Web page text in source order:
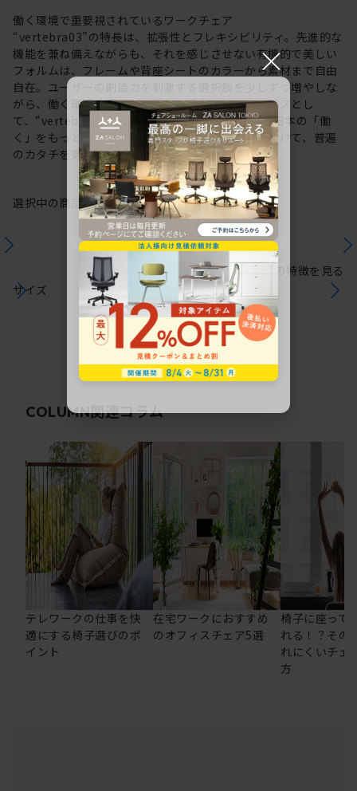
働く環境で重要視されているワークチェア
“vertebra03”の特長は、拡張性とフレキシビリティ。先進的な
機能を兼ね備えながらも、それを感じさせない有機的で美しい
フォルムは、フレームや背座シートのカラーから素材まで自由
自在。ユーザーの創造力を刺激する選択肢を少しずつ増やしな
がら、働く環境や個人の美意識を投影するキャンバスとし
て、“vertebra03”をアップデートしてきました。日本の「働
く」をもっと自由に。これからも私たちは未来に向けて、普遍
のカタチを更新していきます。
選択中の商品情報保証注意事項
サイズ
シリーズの特徴を見る
COLUMN関連コラム
テレワークの仕事を快
適にする椅子選びのポ
イント
在宅ワークにおすすめ
のオフィスチェア5選
椅子に座って
れる！？その
れにくいチェ
方
×